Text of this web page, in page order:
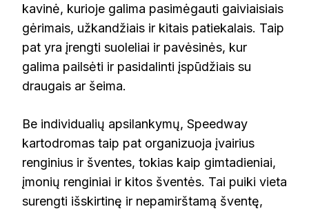
kavinė, kurioje galima pasimėgauti gaiviaisiais
gėrimais, užkandžiais ir kitais patiekalais. Taip
pat yra įrengti suoleliai ir pavėsinės, kur
galima pailsėti ir pasidalinti įspūdžiais su
draugais ar šeima.
Be individualių apsilankymų, Speedway
kartodromas taip pat organizuoja įvairius
renginius ir šventes, tokias kaip gimtadieniai,
įmonių renginiai ir kitos šventės. Tai puiki vieta
surengti išskirtinę ir nepamirštamą šventę,